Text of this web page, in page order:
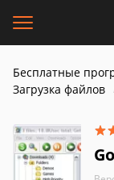
Бесплатные
Загрузка файлов